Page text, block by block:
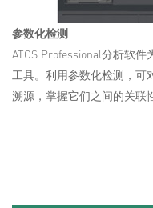
参数化检测
ATOS Professional分析软
工具。利用参数化检测，可
溯源，掌握它们之间的关联